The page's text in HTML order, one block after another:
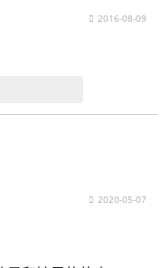
2016-08-09
2020-05-07